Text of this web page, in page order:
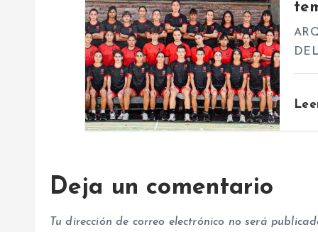
a
d
Deja un comentario
Tu dirección de correo electrónico no será